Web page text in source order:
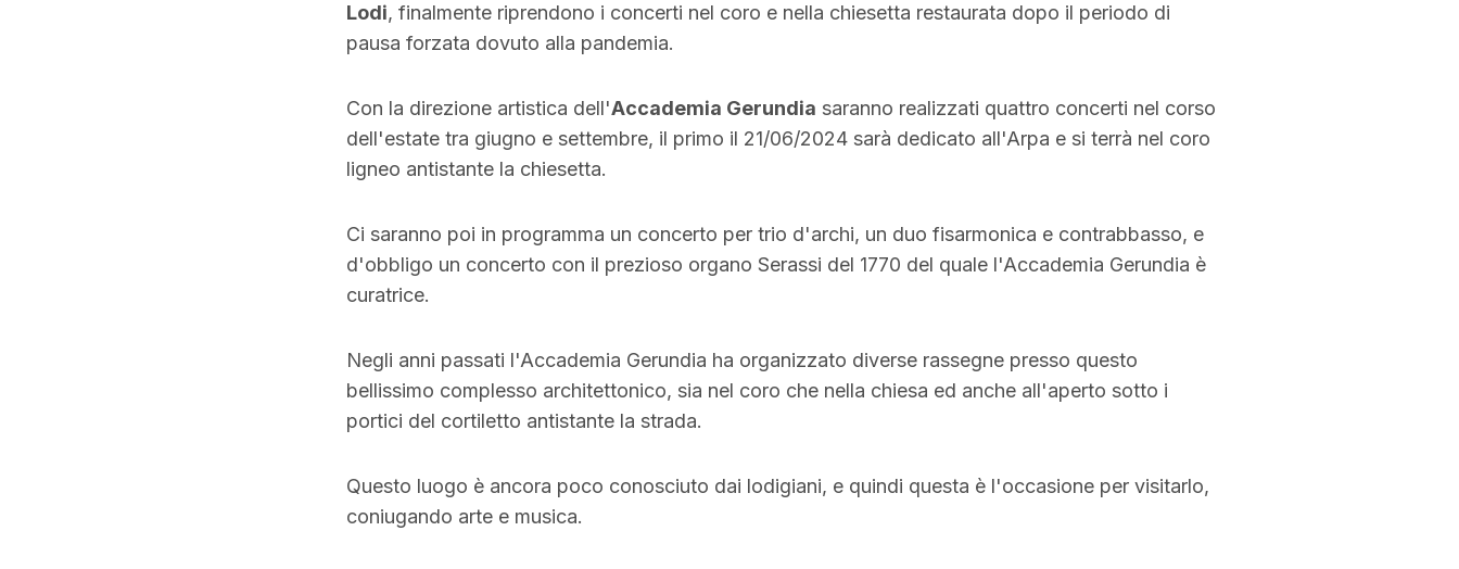
Lodi, finalmente riprendono i concerti nel coro e nella chiesetta restaurata dopo il periodo di
pausa forzata dovuto alla pandemia.
Con la direzione artistica dell'Accademia Gerundia saranno realizzati quattro concerti nel corso
dell'estate tra giugno e settembre, il primo il 21/06/2024 sarà dedicato all'Arpa e si terrà nel coro
ligneo antistante la chiesetta.
Ci saranno poi in programma un concerto per trio d'archi, un duo fisarmonica e contrabbasso, e
d'obbligo un concerto con il prezioso organo Serassi del 1770 del quale l'Accademia Gerundia è
curatrice.
Negli anni passati l'Accademia Gerundia ha organizzato diverse rassegne presso questo
bellissimo complesso architettonico, sia nel coro che nella chiesa ed anche all'aperto sotto i
portici del cortiletto antistante la strada.
Questo luogo è ancora poco conosciuto dai lodigiani, e quindi questa è l'occasione per visitarlo,
coniugando arte e musica.